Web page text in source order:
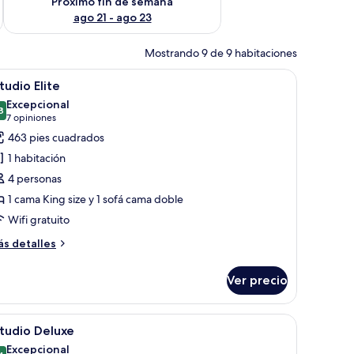
ago 21 - ago 23
Mostrando 9 de 9 habitaciones
y una ventana con cortinas. Un dormitorio con una cama, una mesita
19 Elite
de 10
Excepcional
7 opiniones
(7
opiniones)
463 pies cuadrados
1 habitación
4 personas
1 cama King size y 1 sofá cama doble
Wifi gratuito
detalles
Ver precio
y un libro.
una mesita de noche con lámpara y una obra de arte colgada en la
Una cocina moderna con horno empotrado
14 Deluxe
Excepcional